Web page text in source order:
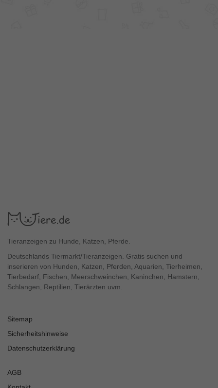
Tieranzeigen zu Hunde, Katzen, Pferde.
Deutschlands Tiermarkt/Tieranzeigen. Gratis suchen und
inserieren von Hunden, Katzen, Pferden, Aquarien, Tierheimen,
Tierbedarf, Fischen, Meerschweinchen, Kaninchen, Hamstern,
Schlangen, Reptilien, Tierärzten uvm.
Sitemap
Sicherheitshinweise
Datenschutzerklärung
AGB